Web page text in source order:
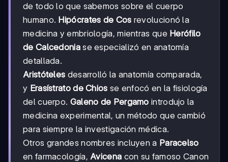
de todo lo que sabemos sobre el cuerpo
humano. Hipócrates de Cos revolucionó la
medicina y embriología, mientras que Herófilo
de Calcedoniase especializó en anatomía
detallada.
Aristóteles desarrolló la anatomía comparada,
y Erasístrato de Chios se enfocó en la fisiología
del cuerpo. Galeno de Pergamo introdujo la
medicina experimental, un método que cambió
para siempre la investigación médica.
Otros grandes nombres incluyen a Paracelso
en farmacología, Avicena con su famoso Canon